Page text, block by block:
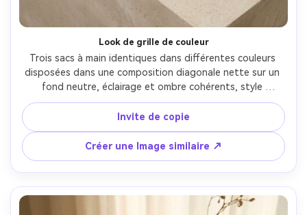
Look de grille de couleur
Trois sacs à main identiques dans différentes couleurs
disposées dans une composition diagonale nette sur un
fond neutre, éclairage et ombre cohérents, style
catalogue premium, prise sur Sony A1, 70 mm, f/6.3,
matériaux ultra-réalistes, mise au point nette, classement
commercial équilibré des couleurs-AR 4:5
Invite de copie
Créer une Image similaire ↗